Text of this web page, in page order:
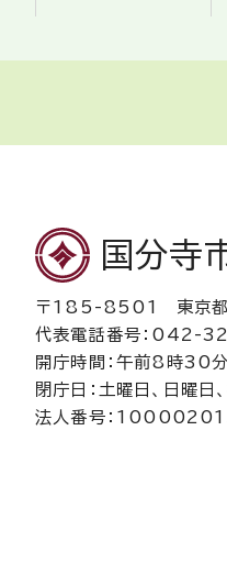
国分寺
〒185-8501 東京都
代表電話番号：042-
開庁時間：午前8時30
閉庁日：土曜日、日曜日
法人番号：